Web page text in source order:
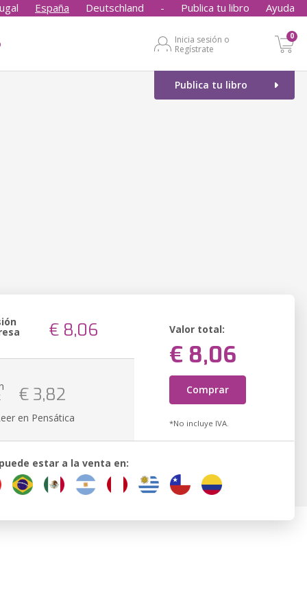
España Deutschland - Publica tu libro Ayuda
Inicia sesión o
Regístrate
0
Publica tu libro
€ 8,06 Valor total:
€ 8,06
Comprar
*No incluye IVA.
€ 3,82
en Pensática
estar a la venta en: